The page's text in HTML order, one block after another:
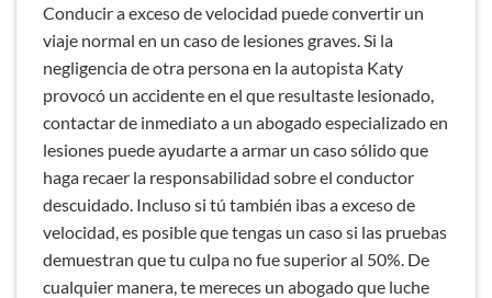
Conducir a exceso de velocidad puede convertir un
viaje normal en un caso de lesiones graves. Si la
negligencia de otra persona en la autopista Katy
provocó un accidente en el que resultaste lesionado,
contactar de inmediato a un abogado especializado en
lesiones puede ayudarte a armar un caso sólido que
haga recaer la responsabilidad sobre el conductor
descuidado. Incluso si tú también ibas a exceso de
velocidad, es posible que tengas un caso si las pruebas
demuestran que tu culpa no fue superior al 50%. De
cualquier manera, te mereces un abogado que luche